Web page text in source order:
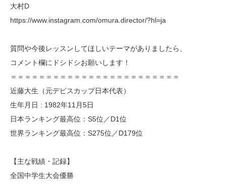
大村D
https://www.instagram.com/omura.director/?hl=ja
質問や今後レッスンしてほしいテーマがありましたら、
コメント欄にドシドシお願いします！
＝＝＝＝＝＝＝＝＝＝＝＝＝＝＝＝＝＝＝＝＝＝＝＝
近藤大生（元デビスカップ日本代表）
生年月日 : 1982年11月5日
日本ランキング最高位：S5位／D1位
世界ランキング最高位：S275位／D179位
【主な戦績・記録】
全国中学生大会優勝